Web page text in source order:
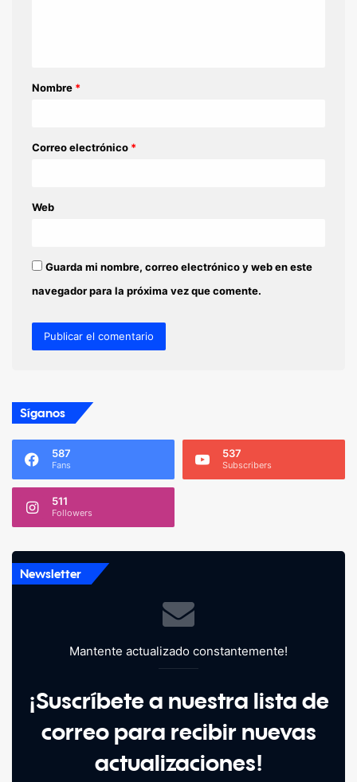
r
Nombre *
Correo electrónico *
Web
Guarda mi nombre, correo electrónico y web en este
navegador para la próxima vez que comente.
Síganos
587
Fans
537
Subscribers
511
Followers
Newsletter
Mantente actualizado constantemente!
¡Suscríbete a nuestra lista de
correo para recibir nuevas
actualizaciones!